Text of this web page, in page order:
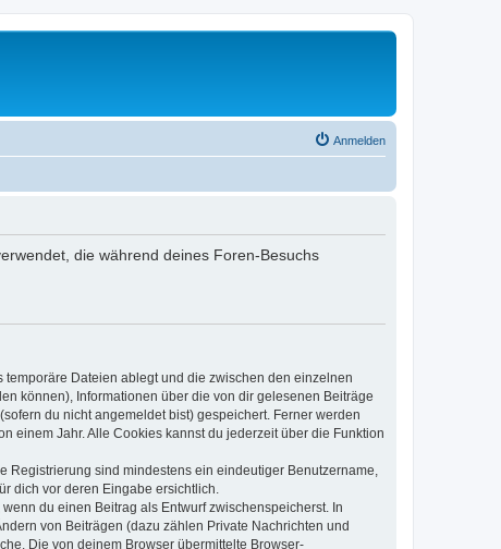
Anmelden
die während deines Foren-Besuchs
Dateien ablegt und die zwischen den einzelnen
können), Informationen über die von dir gelesenen Beiträge
du nicht angemeldet bist) gespeichert. Ferner werden
einem Jahr. Alle Cookies kannst du jederzeit über die Funktion
sind mindestens ein eindeutiger Benutzername,
dich vor deren Eingabe ersichtlich.
du einen Beitrag als Entwurf zwischenspeicherst. In
von Beiträgen (dazu zählen Private Nachrichten und
Die von deinem Browser übermittelte Browser-